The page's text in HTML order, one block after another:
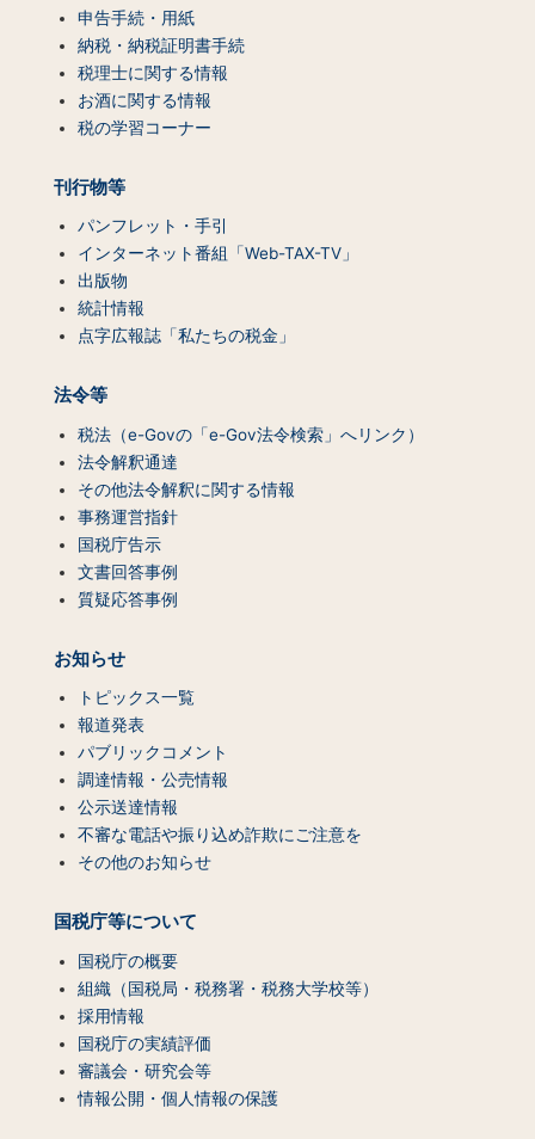
申告手続・用紙
納税・納税証明書手続
税理士に関する情報
お酒に関する情報
税の学習コーナー
刊行物等
パンフレット・手引
インターネット番組「Web-TAX-TV」
出版物
統計情報
点字広報誌「私たちの税金」
法令等
税法（e-Govの「e-Gov法令検索」へリンク）
法令解釈通達
その他法令解釈に関する情報
事務運営指針
国税庁告示
文書回答事例
質疑応答事例
お知らせ
トピックス一覧
報道発表
パブリックコメント
調達情報・公売情報
公示送達情報
不審な電話や振り込め詐欺にご注意を
その他のお知らせ
国税庁等について
国税庁の概要
組織（国税局・税務署・税務大学校等）
採用情報
国税庁の実績評価
審議会・研究会等
情報公開・個人情報の保護